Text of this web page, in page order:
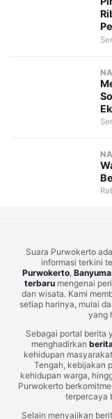
Suara Purwokerto
informasi terkini
Purwokerto,
terbarumengenai
dan wisata. Kami
setiap harinya, mulai
yang
Sebagai portal berita
menghadirkan
kehidupan
Tengah, kebijakan
kehidupan warga,
Purwokerto
terpercaya
Selain menyajikan